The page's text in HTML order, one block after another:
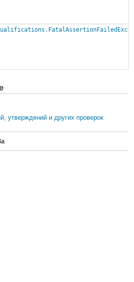
утверждений и других проверок